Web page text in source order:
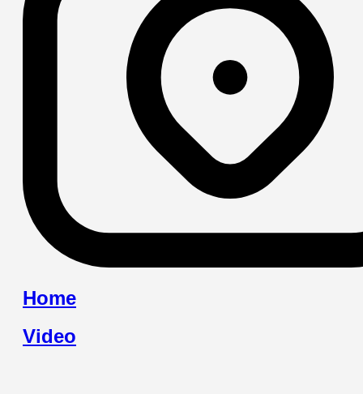
Home
Video